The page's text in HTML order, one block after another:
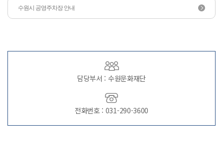
수원시 공영주차장 안내
담당부서 : 수원문화재단
전화번호 : 031-290-3600